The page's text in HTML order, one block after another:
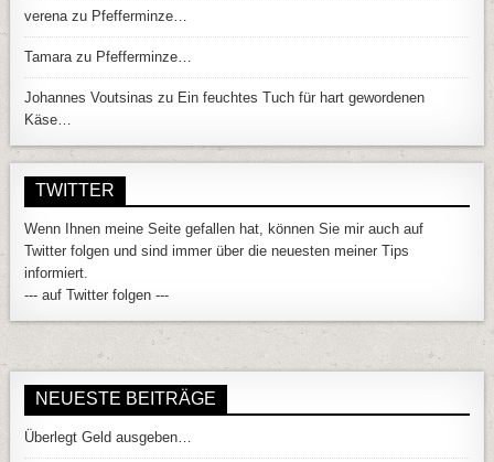
verenazu Pfefferminze…
Tamarazu Pfefferminze…
Johannes Voutsinas zu Ein feuchtes Tuch für hart gewordenen
Käse…
TWITTER
Wenn Ihnen meine Seite gefallen hat, können Sie mir auch auf
Twitter folgen und sind immer über die neuesten meiner Tips
informiert.
--- auf Twitter folgen ---
NEUESTE BEITRÄGE
Überlegt Geld ausgeben…